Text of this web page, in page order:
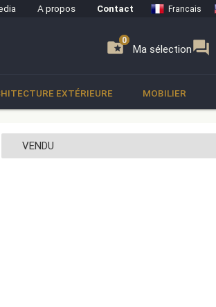
A propos Contact Francais
folder_special Ma sélection
0 forum
0
EXTÉRIEURE MOBILIER
VENDU